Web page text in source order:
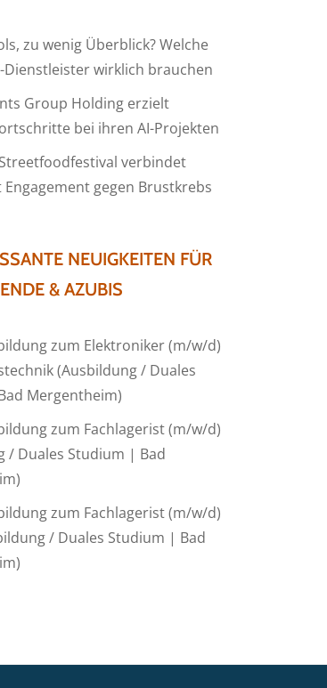
zu wenig Überblick? Welche
Dienstleister wirklich brauchen
Group Holding erzielt
bei ihren AI-Projekten
verbindet
Engagement gegen Brustkrebs
NEUIGKEITEN FÜR
& AZUBIS
zum Elektroniker (m/w/d)
(Ausbildung / Duales
Mergentheim)
zum Fachlagerist (m/w/d)
/ Duales Studium | Bad
zum Fachlagerist (m/w/d)
/ Duales Studium | Bad